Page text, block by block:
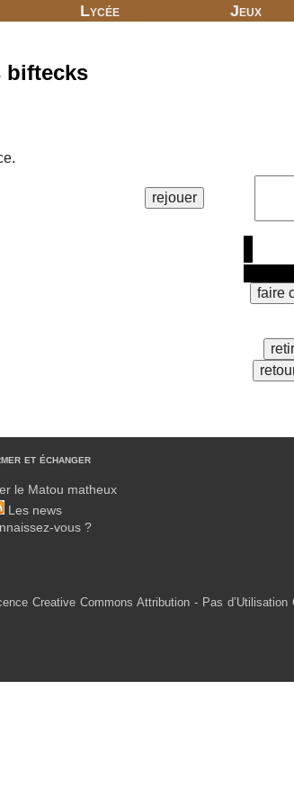
Lycée Jeux
biftecks
et échanger
le Matou matheux
Les news
vous ?
Creative Commons Attribution - Pas d’Utilisation